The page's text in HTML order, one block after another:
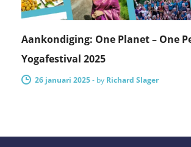
Aankondiging: One Planet – One
Yogafestival 2025
26 januari 2025- by Richard Slager